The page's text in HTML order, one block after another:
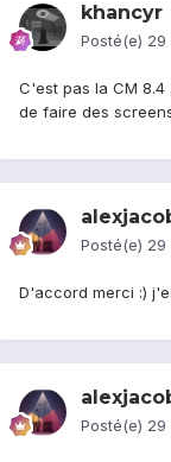
khancyr
Posté(e) 29
C'est pas la CM
de faire des
Posté(e) 29
D'accord merci :)
Posté(e) 29